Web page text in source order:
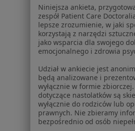
Pytania i
Usługi i
Choroby
Pomoc
Aplikacje
Blog dla
Dla
Cennik
Dla lekarzy
Dla placówek
Niniejsza ankieta,
zespół Patient Care
lepsze zrozumienie, w jaki
korzystają z narzędzi
jako wsparcia dla swojego
emocjonalnego i zdrowia
Udział w ankiecie jest
będą analizowane i
wyłącznie w formie
dotyczące nastolatków są
wyłącznie do rodziców lub
prawnych. Nie zbieramy
bezpośrednio od osób